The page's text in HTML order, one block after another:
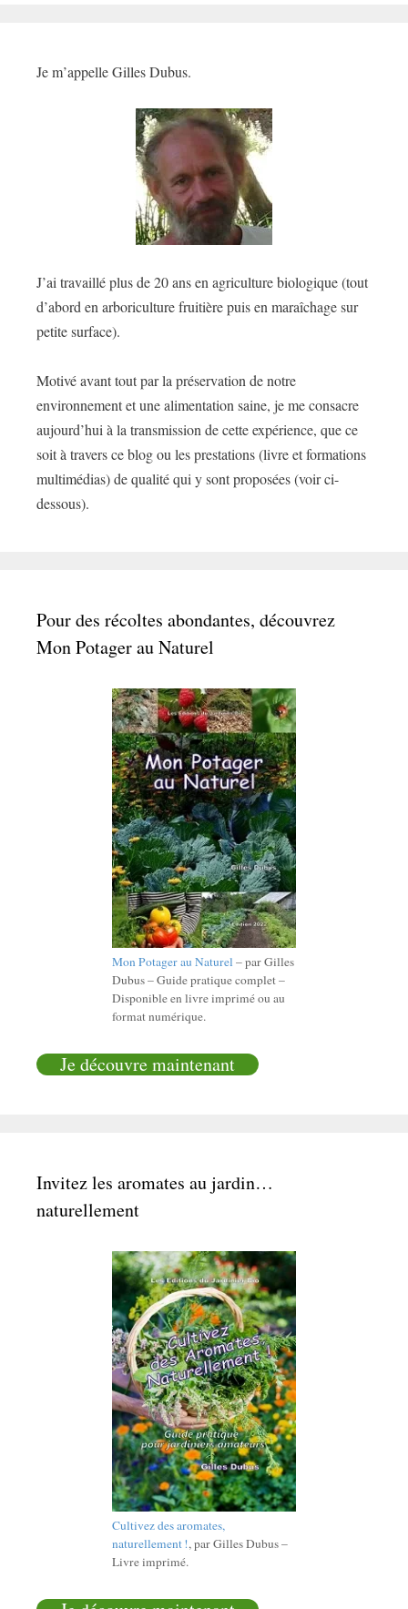
Je m’appelle Gilles Dubus.
J’ai travaillé plus de 20 ans en agriculture biologique (tout
d’abord en arboriculture fruitière puis en maraîchage sur
petite surface).
Motivé avant tout par la préservation de notre
environnement et une alimentation saine, je me consacre
aujourd’hui à la transmission de cette expérience, que ce
soit à travers ce blog ou les prestations (livre et formations
multimédias) de qualité qui y sont proposées (voir ci-
dessous).
Pour des récoltes abondantes, découvrez
Mon Potager au Naturel
Mon Potager au Naturel – par Gilles
Dubus – Guide pratique complet –
Disponible en livre imprimé ou au
format numérique.
Je découvre maintenant
Invitez les aromates au jardin…
naturellement
Cultivez des aromates,
naturellement !, par Gilles Dubus –
Livre imprimé.